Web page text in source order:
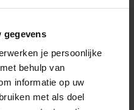
gegevens
je persoonlijke
behulp van
informatie op uw
met als doel